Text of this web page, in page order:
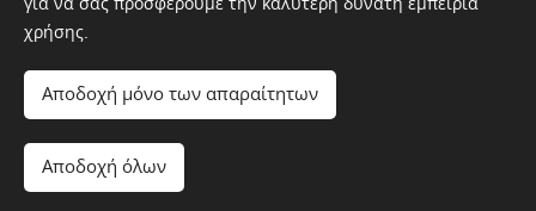
Cookies
χρήσης.
Αποδοχή μόνο των απαραίτητων
Αποδοχή όλων